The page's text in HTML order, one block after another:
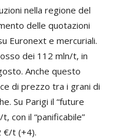
nella regione del
delle quotazioni
Euronext e mercuriali.
dei 112 mln/t, in
Anche questo
di prezzo tra i grani di
Su Parigi il “future
con il “panificabile”
€/t (+4).